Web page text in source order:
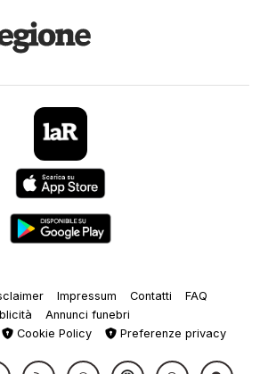
Impressum Contatti
FAQ
Annunci funebri
Cookie Policy Preferenze privacy